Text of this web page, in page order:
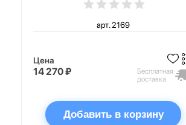
арт. 2169
Цена
14 270 ₽
Бесплатная
доставка
Добавить в корзину